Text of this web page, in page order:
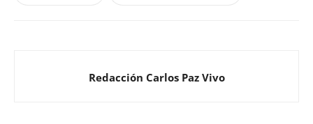
Redacción Carlos Paz Vivo